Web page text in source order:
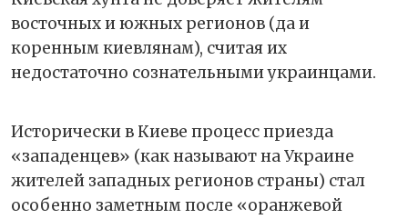
восточных и южных регионов (да и
коренным киевлянам), считая их
недостаточно сознательными украинцами.
Исторически в Киеве процесс приезда
«западенцев» (как называют на Украине
жителей западных регионов страны) стал
особенно заметным после «оранжевой